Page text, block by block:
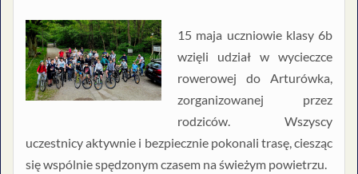
15 maja uczniowie klasy 6b
wzięli udział w wycieczce
rowerowej do Arturówka,
zorganizowanej przez
rodziców. Wszyscy
uczestnicy aktywnie i bezpiecznie pokonali trasę, ciesząc
się wspólnie spędzonym czasem na świeżym powietrzu.